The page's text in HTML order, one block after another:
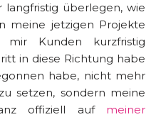
überlegen, wie
meine jetzigen Projekte
mir Kunden kurzfristig
in diese Richtung habe
habe, nicht mehr
setzen, sondern meine
offiziell auf meiner